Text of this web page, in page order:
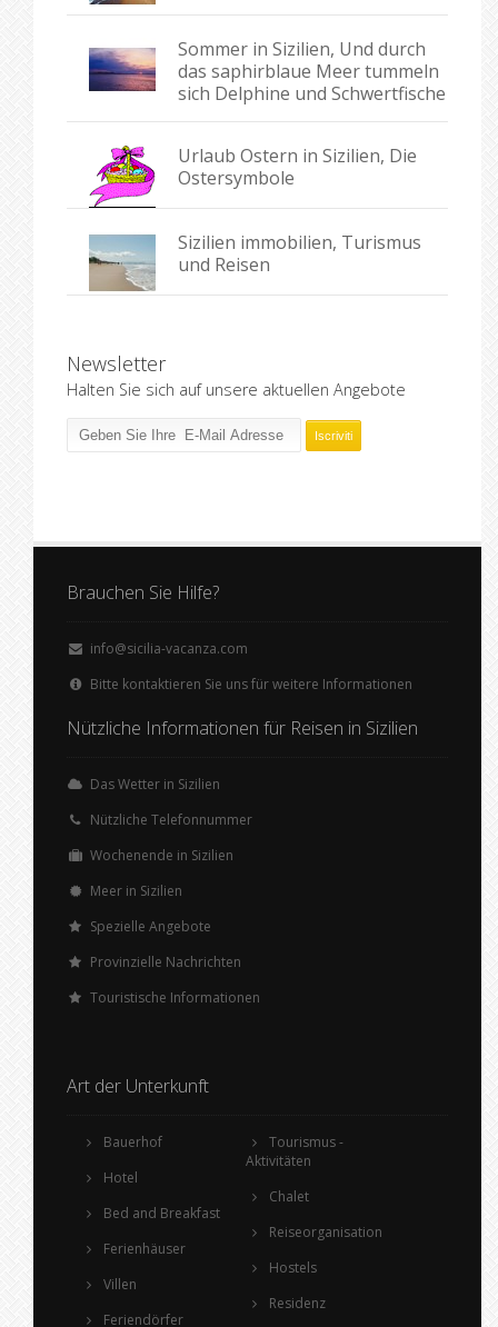
Sommer in Sizilien, Und durch
das saphirblaue Meer tummeln
sich Delphine und Schwertfische
Urlaub Ostern in Sizilien, Die
Ostersymbole
Sizilien immobilien, Turismus
und Reisen
Newsletter
Halten Sie sich auf unsere aktuellen Angebote
Brauchen Sie Hilfe?
info@sicilia-vacanza.com
Bitte kontaktieren Sie uns für weitere Informationen
Nützliche Informationen für Reisen in Sizilien
Das Wetter in Sizilien
Nützliche Telefonnummer
Wochenende in Sizilien
Meer in Sizilien
Spezielle Angebote
Provinzielle Nachrichten
Touristische Informationen
Art der Unterkunft
Bauerhof
Hotel
Bed and Breakfast
Ferienhäuser
Villen
Feriendörfer
Tourismus -
Aktivitäten
Chalet
Reiseorganisation
Hostels
Residenz